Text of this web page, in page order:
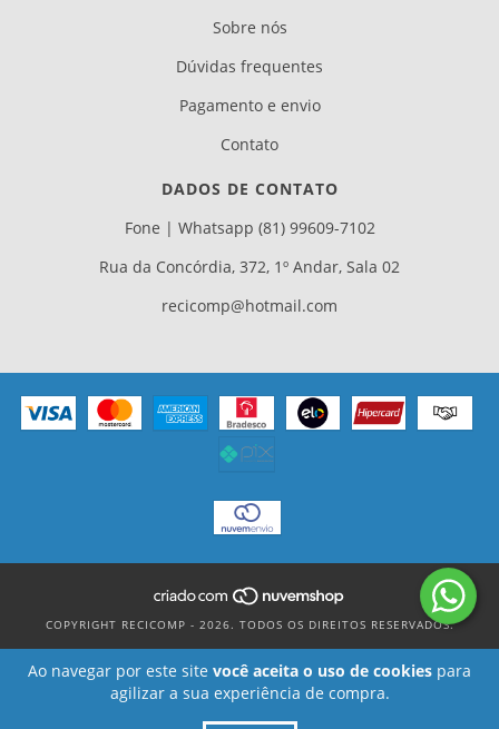
Ao navegar por este site você aceita o uso de cookies para
agilizar a sua experiência de compra.
Sobre nós
Dúvidas frequentes
Pagamento e envio
Contato
DADOS DE CONTATO
Fone | Whatsapp (81) 99609-7102
Rua da Concórdia, 372, 1º Andar, Sala 02
recicomp@hotmail.com
COPYRIGHT RECICOMP - 2026. TODOS OS DIREITOS RESERVADOS.